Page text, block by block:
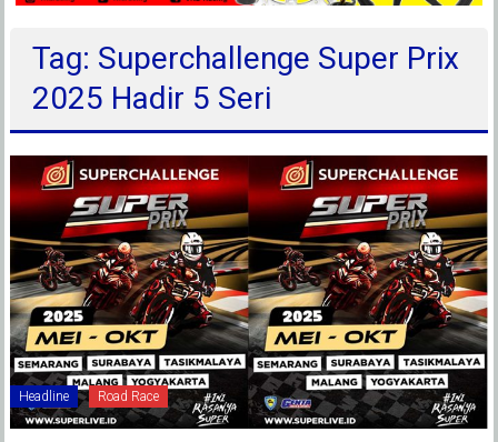
Tag: Superchallenge Super Prix
2025 Hadir 5 Seri
Headline Road Race